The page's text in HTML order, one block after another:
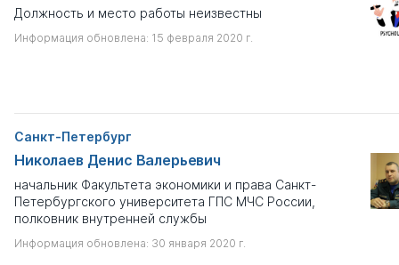
Должность и место работы неизвестны
Информация обновлена: 15 февраля 2020 г.
Санкт-Петербург
Николаев Денис Валерьевич
начальник Факультета экономики и права Санкт-
Петербургского университета ГПС МЧС России,
полковник внутренней службы
Информация обновлена: 30 января 2020 г.